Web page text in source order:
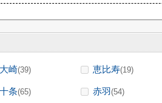
大崎(39) 恵比寿(19)
十条(65) 赤羽(54)